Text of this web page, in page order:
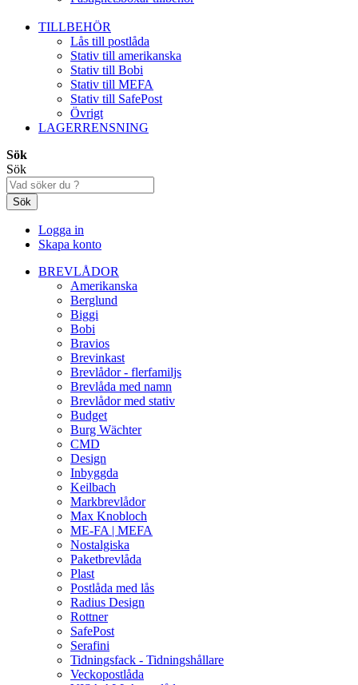
TILLBEHÖR
Lås till postlåda
Stativ till amerikanska
Stativ till Bobi
Stativ till MEFA
Stativ till SafePost
Övrigt
LAGERRENSNING
Sök
Sök
Sök
Logga in
Skapa konto
BREVLÅDOR
Amerikanska
Berglund
Biggi
Bobi
Bravios
Brevinkast
Brevlådor - flerfamiljs
Brevlåda med namn
Brevlådor med stativ
Budget
Burg Wächter
CMD
Design
Inbyggda
Keilbach
Markbrevlådor
Max Knobloch
ME-FA | MEFA
Nostalgiska
Paketbrevlåda
Plast
Postlåda med lås
Radius Design
Rottner
SafePost
Serafini
Tidningsfack - Tidningshållare
Veckopostlåda